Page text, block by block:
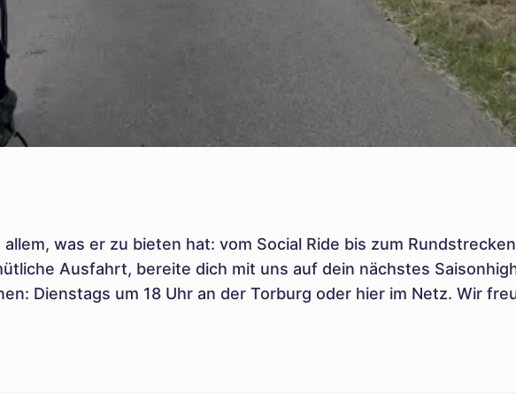
was er zu bieten hat: vom Social Ride bis zum
Ausfahrt, bereite dich mit uns auf dein nächstes
Dienstags um 18 Uhr an der Torburg oder hier im Netz. Wir